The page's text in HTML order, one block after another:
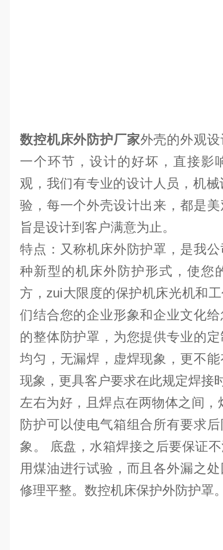
数控机床外防护厂家外壳的外观
一个环节，设计的好坏，直接影
观，我们有专业的设计人员，机
验，每一个外壳设计出来，都是
旨是设计到客户满意为止。
特点：又称机床外防护罩，是我
种新型的机床外防护形式，使您
方，zui大限度的保护机床光机和
们结合您的企业形象和企业文化
的整体防护罩，为您提供专业的
均匀，无漏焊，虚焊现象，更不
现象，更具客户要求在此规定焊接
左右为好，且焊点在两物体之间
防护可以使电气箱组合所有要求
象。 底盘，水箱焊接之后要保证
用煤油进行试验，而且各外漏之
修理平整。数控机床保护外防护罩